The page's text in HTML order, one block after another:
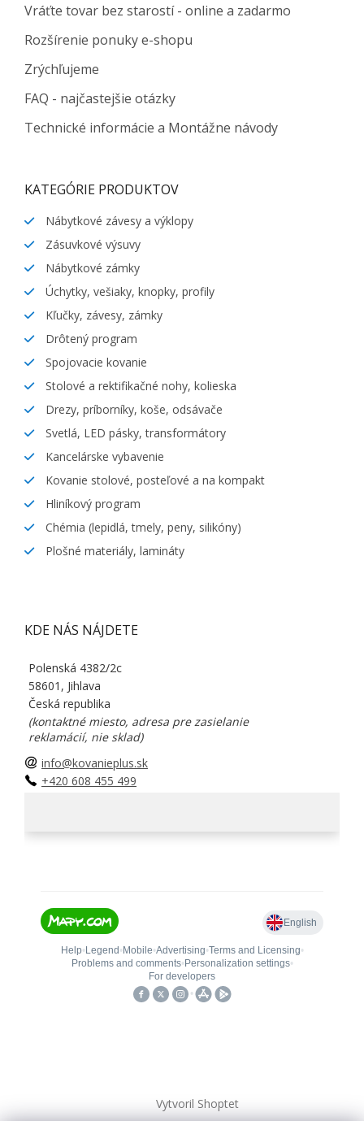
Vráťte tovar bez starostí - online a zadarmo
Rozšírenie ponuky e-shopu
Zrýchľujeme
FAQ - najčastejšie otázky
Technické informácie a Montážne návody
KATEGÓRIE PRODUKTOV
Nábytkové závesy a výklopy
Zásuvkové výsuvy
Nábytkové zámky
Úchytky, vešiaky, knopky, profily
Kľučky, závesy, zámky
Drôtený program
Spojovacie kovanie
Stolové a rektifikačné nohy, kolieska
Drezy, príborníky, koše, odsávače
Svetlá, LED pásky, transformátory
Kancelárske vybavenie
Kovanie stolové, posteľové a na kompakt
Hliníkový program
Chémia (lepidlá, tmely, peny, silikóny)
Plošné materiály, lamináty
KDE NÁS NÁJDETE
Polenská 4382/2c
58601, Jihlava
Česká republika
(kontaktné miesto, adresa pre zasielanie
reklamácií, nie sklad)
info@kovanieplus.sk
+420 608 455 499
Vytvoril Shoptet